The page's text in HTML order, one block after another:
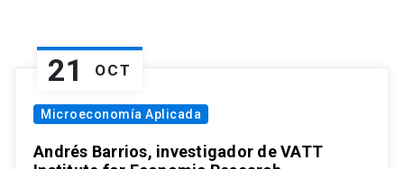
21 OCT
Microeconomía Aplicada
Andrés Barrios, investigador de VATT